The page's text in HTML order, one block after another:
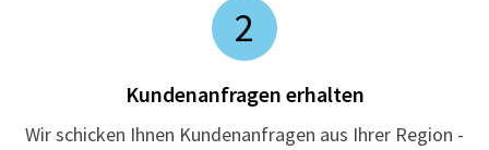
2
Kundenanfragen erhalten
Wir schicken Ihnen Kundenanfragen aus Ihrer Region -